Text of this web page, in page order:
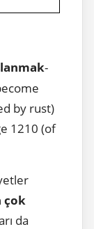
-
by rust)
1210 (of
çok
da